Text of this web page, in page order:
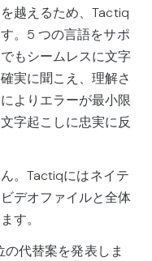
越えるため、Tactiq
。5 つの言語をサポ
もシームレスに文字
実に聞こえ、理解さ
よりエラーが最小限
字起こしに忠実に反
。Tactiqにはネイテ
デオファイルと全体
す。
代替案を発表しま